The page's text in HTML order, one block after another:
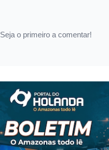
Seja o primeiro a comentar!